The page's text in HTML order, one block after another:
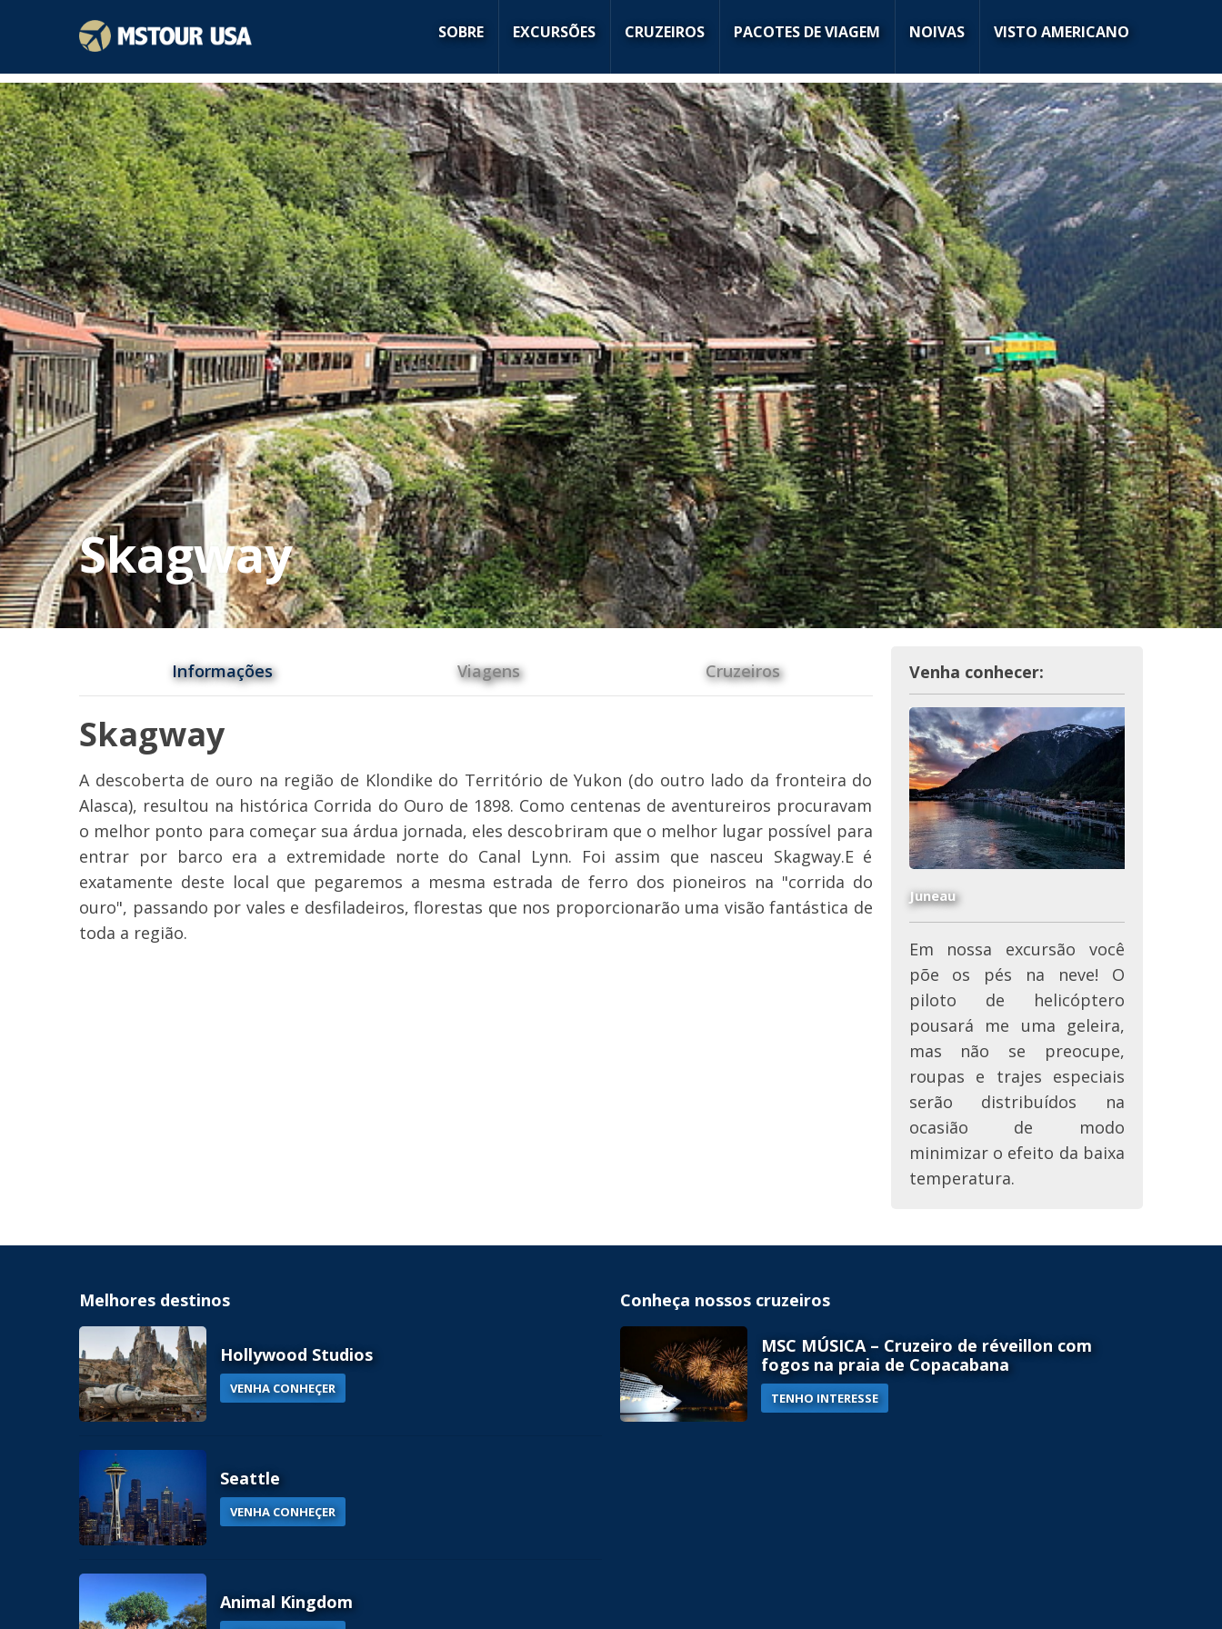
SOBRE EXCURSÕES CRUZEIROS PACOTES DE VIAGEM NOIVAS VISTO AMERICANO
Skagway
Informações Viagens Cruzeiros
Skagway
A descoberta de ouro na região de Klondike do Território de Yukon (do outro lado da fronteira do
Alasca), resultou na histórica Corrida do Ouro de 1898. Como centenas de aventureiros procuravam
o melhor ponto para começar sua árdua jornada, eles descobriram que o melhor lugar possível para
entrar por barco era a extremidade norte do Canal Lynn. Foi assim que nasceu Skagway.E é
exatamente deste local que pegaremos a mesma estrada de ferro dos pioneiros na "corrida do
ouro", passando por vales e desfiladeiros, florestas que nos proporcionarão uma visão fantástica de
toda a região.
Venha conhecer:
Juneau
Em nossa excursão você
põe os pés na neve! O
piloto de helicóptero
pousará me uma geleira,
mas não se preocupe,
roupas e trajes especiais
serão distribuídos na
ocasião de modo
minimizar o efeito da baixa
temperatura.
Melhores destinos
Hollywood Studios
VENHA CONHEÇER
Seattle
VENHA CONHEÇER
Animal Kingdom
Conheça nossos cruzeiros
MSC MÚSICA – Cruzeiro de réveillon com
fogos na praia de Copacabana
TENHO INTERESSE